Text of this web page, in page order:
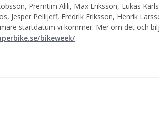
Premtim Alili, Max Eriksson, Lukas
Jesper Pellijeff, Fredrik Eriksson, Henrik
startdatum vi kommer. Mer om det och
bikeweek/